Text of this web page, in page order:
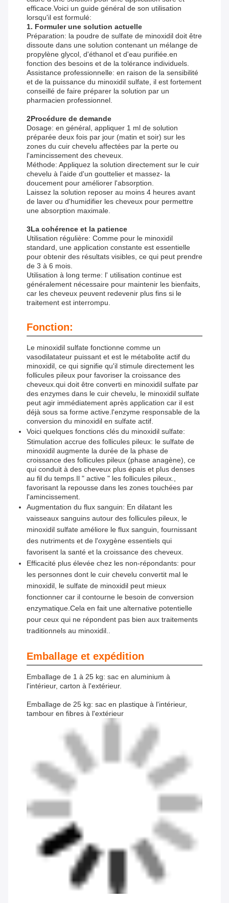
efficace.Voici un guide général de son utilisation
lorsqu'il est formulé:
1. Formuler une solution actuelle
Préparation: la poudre de sulfate de minoxidil doit être
dissoute dans une solution contenant un mélange de
propylène glycol, d'éthanol et d'eau purifiée.en
fonction des besoins et de la tolérance individuels.
Assistance professionnelle: en raison de la sensibilité
et de la puissance du minoxidil sulfate, il est fortement
conseillé de faire préparer la solution par un
pharmacien professionnel.
2Procédure de demande
Dosage: en général, appliquer 1 ml de solution
préparée deux fois par jour (matin et soir) sur les
zones du cuir chevelu affectées par la perte ou
l'amincissement des cheveux.
Méthode: Appliquez la solution directement sur le cuir
chevelu à l'aide d'un gouttelier et massez- la
doucement pour améliorer l'absorption.
Laissez la solution reposer au moins 4 heures avant
de laver ou d'humidifier les cheveux pour permettre
une absorption maximale.
3La cohérence et la patience
Utilisation régulière: Comme pour le minoxidil
standard, une application constante est essentielle
pour obtenir des résultats visibles, ce qui peut prendre
de 3 à 6 mois.
Utilisation à long terme: l' utilisation continue est
généralement nécessaire pour maintenir les bienfaits,
car les cheveux peuvent redevenir plus fins si le
traitement est interrompu.
Fonction:
Le minoxidil sulfate fonctionne comme un
vasodilatateur puissant et est le métabolite actif du
minoxidil, ce qui signifie qu'il stimule directement les
follicules pileux pour favoriser la croissance des
cheveux.qui doit être converti en minoxidil sulfate par
des enzymes dans le cuir chevelu, le minoxidil sulfate
peut agir immédiatement après application car il est
déjà sous sa forme active.l'enzyme responsable de la
conversion du minoxidil en sulfate actif.
Voici quelques fonctions clés du minoxidil sulfate:
Stimulation accrue des follicules pileux: le sulfate de
minoxidil augmente la durée de la phase de
croissance des follicules pileux (phase anagène), ce
qui conduit à des cheveux plus épais et plus denses
au fil du temps.Il " active " les follicules pileux.,
favorisant la repousse dans les zones touchées par
l'amincissement.
Augmentation du flux sanguin: En dilatant les
vaisseaux sanguins autour des follicules pileux, le
minoxidil sulfate améliore le flux sanguin, fournissant
des nutriments et de l'oxygène essentiels qui
favorisent la santé et la croissance des cheveux.
Efficacité plus élevée chez les non-répondants: pour
les personnes dont le cuir chevelu convertit mal le
minoxidil, le sulfate de minoxidil peut mieux
fonctionner car il contourne le besoin de conversion
enzymatique.Cela en fait une alternative potentielle
pour ceux qui ne répondent pas bien aux traitements
traditionnels au minoxidil..
Emballage et expédition
Emballage de 1 à 25 kg: sac en aluminium à
l'intérieur, carton à l'extérieur.
Emballage de 25 kg: sac en plastique à l'intérieur,
tambour en fibres à l'extérieur